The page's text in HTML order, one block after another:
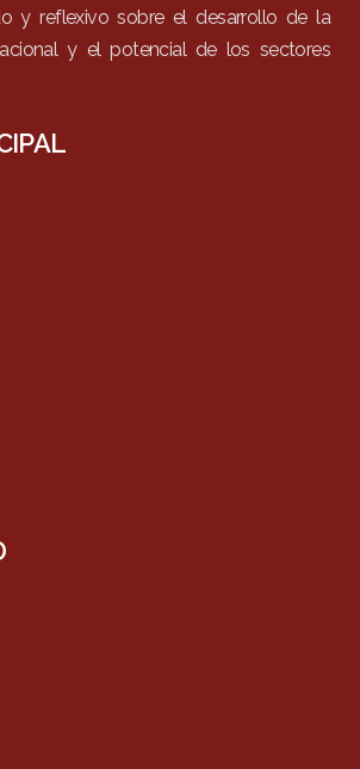
y reflexivo sobre el desarrollo de la
y el potencial de los sectores